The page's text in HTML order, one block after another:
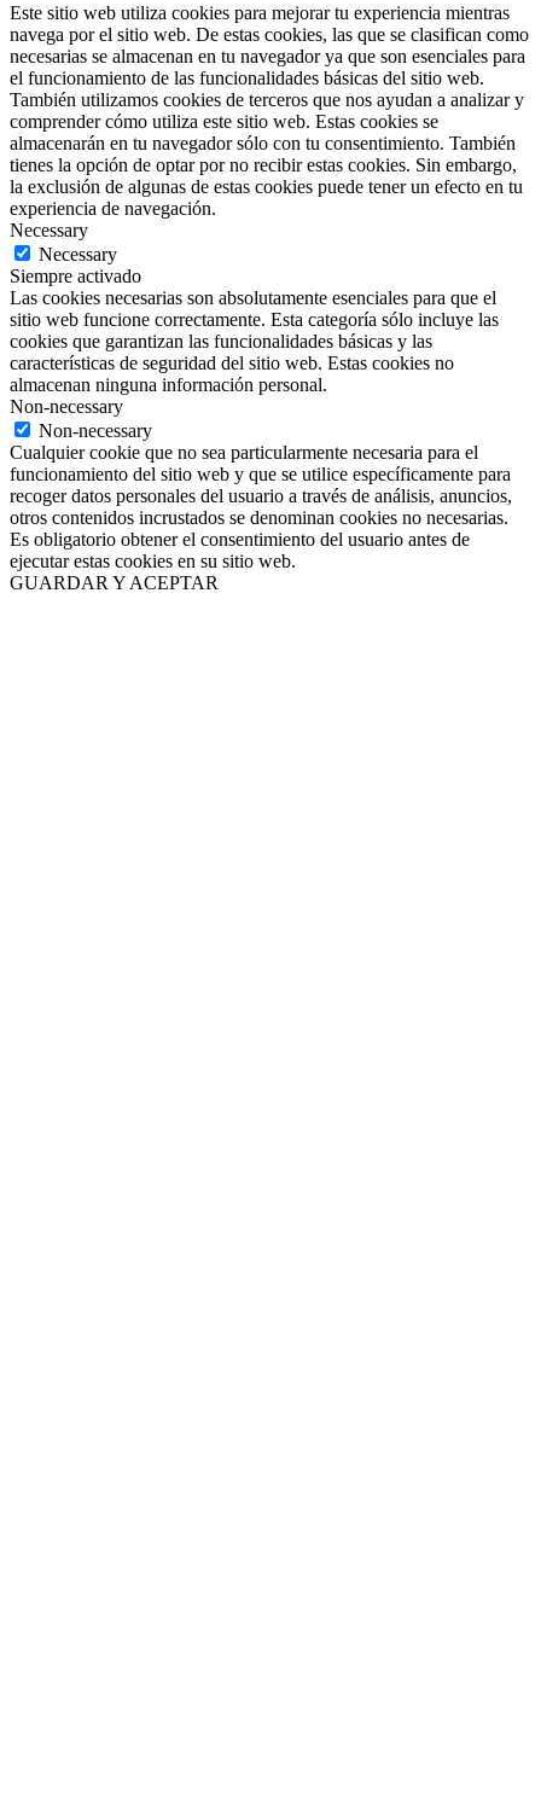
Este sitio web utiliza cookies para mejorar tu experiencia mientras
navega por el sitio web. De estas cookies, las que se clasifican como
necesarias se almacenan en tu navegador ya que son esenciales para
el funcionamiento de las funcionalidades básicas del sitio web.
También utilizamos cookies de terceros que nos ayudan a analizar y
comprender cómo utiliza este sitio web. Estas cookies se
almacenarán en tu navegador sólo con tu consentimiento. También
tienes la opción de optar por no recibir estas cookies. Sin embargo,
la exclusión de algunas de estas cookies puede tener un efecto en tu
experiencia de navegación.
Necessary
Necessary
Siempre activado
Las cookies necesarias son absolutamente esenciales para que el
sitio web funcione correctamente. Esta categoría sólo incluye las
cookies que garantizan las funcionalidades básicas y las
características de seguridad del sitio web. Estas cookies no
almacenan ninguna información personal.
Non-necessary
Non-necessary
Cualquier cookie que no sea particularmente necesaria para el
funcionamiento del sitio web y que se utilice específicamente para
recoger datos personales del usuario a través de análisis, anuncios,
otros contenidos incrustados se denominan cookies no necesarias.
Es obligatorio obtener el consentimiento del usuario antes de
ejecutar estas cookies en su sitio web.
GUARDAR Y ACEPTAR